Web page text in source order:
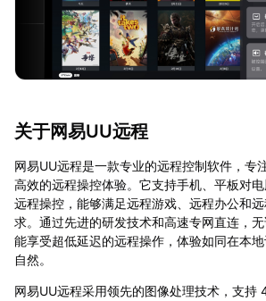
关于网易UU远程
网易UU远程是一款专业的远程控制软件，专
高效的远程操控体验。它支持手机、平板对
远程操控，能够满足远程游戏、远程办公和
求。通过先进的研发技术和高速专网直连，
能享受超低延迟的远程操作，体验如同在本
自然。
网易UU远程采用领先的图像处理技术，支持